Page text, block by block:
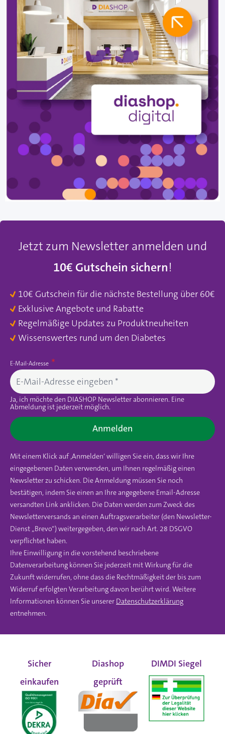
Jetzt zum Newsletter anmelden und
10€ Gutschein sichern!
10€ Gutschein für die nächste Bestellung über 60€
Exklusive Angebote und Rabatte
Regelmäßige Updates zu Produktneuheiten
Wissenswertes rund um den Diabetes
E-Mail-Adresse
Ja, ich möchte den DIASHOP Newsletter abonnieren. Eine
Abmeldung ist jederzeit möglich.
Anmelden
Mit einem Klick auf ‚Anmelden‘ willigen Sie ein, dass wir Ihre
eingegebenen Daten verwenden, um Ihnen regelmäßig einen
Newsletter zu schicken. Die Anmeldung müssen Sie noch
bestätigen, indem Sie einen an Ihre angegebene Email-Adresse
versandten Link anklicken. Die Daten werden zum Zweck des
Newsletterversands an einen Auftragsverarbeiter (den Newsletter-
Dienst „Brevo“) weitergegeben, den wir nach Art. 28 DSGVO
verpflichtet haben.
Ihre Einwilligung in die vorstehend beschriebene
Datenverarbeitung können Sie jederzeit mit Wirkung für die
Zukunft widerrufen, ohne dass die Rechtmäßigkeit der bis zum
Widerruf erfolgten Verarbeitung davon berührt wird. Weitere
Informationen können Sie unserer Datenschutzerklärung
entnehmen.
Sicher
einkaufen
Diashop
geprüft
DIMDI Siegel